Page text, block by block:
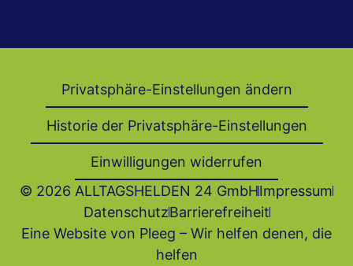
Privatsphäre-Einstellungen ändern
Historie der Privatsphäre-Einstellungen
Einwilligungen widerrufen
© 2026 ALLTAGSHELDEN 24 GmbHImpressum
DatenschutzBarrierefrei­heit
Eine Website von Pleeg – Wir helfen denen, die
helfen